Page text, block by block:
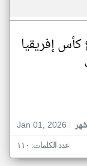
إفريقيا
Jan 01, 2026
عدد الكلمات: ١١٠